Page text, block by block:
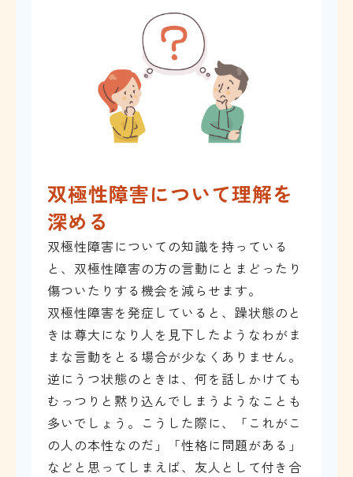
双極性障害について理解を
深める
双極性障害についての知識を持っている
と、双極性障害の方の言動にとまどったり
傷ついたりする機会を減らせます。
双極性障害を発症していると、躁状態のと
きは尊大になり人を見下したようなわがま
まな言動をとる場合が少なくありません。
逆にうつ状態のときは、何を話しかけても
むっつりと黙り込んでしまうようなことも
多いでしょう。こうした際に、「これがこ
の人の本性なのだ」「性格に問題がある」
などと思ってしまえば、友人として付き合